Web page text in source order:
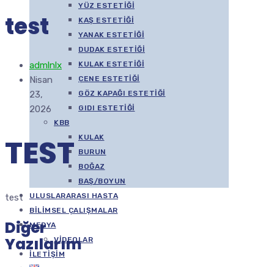
YÜZ ESTETIĞI
KAŞ ESTETIĞI
YANAK ESTETIĞI
DUDAK ESTETIĞI
KULAK ESTETIĞI
ÇENE ESTETIĞI
GÖZ KAPAĞI ESTETIĞI
GIDI ESTETIĞI
KBB
KULAK
BURUN
BOĞAZ
BAŞ/BOYUN
ULUSLARARASI HASTA
BILIMSEL ÇALIŞMALAR
MEDYA
VIDEOLAR
İLETIŞIM
test
admlnlx
Nisan
23,
2026
TEST
test
Diğer
Yazılarım